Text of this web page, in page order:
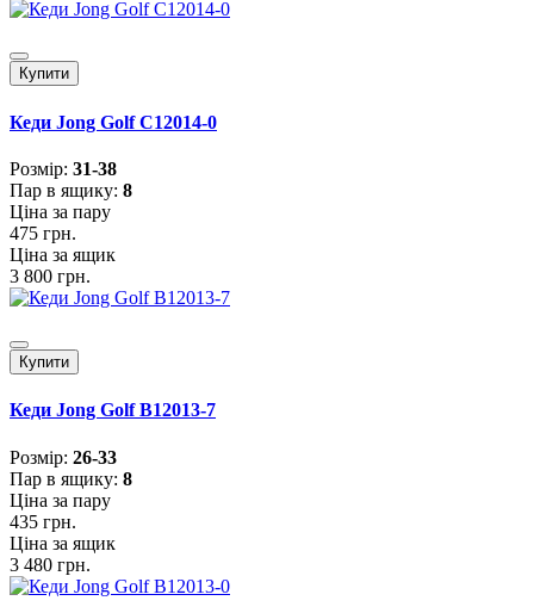
Купити
Кеди Jong Golf C12014-0
Розмiр: 31-38
Пар в ящику: 8
Ціна за пару
475 грн.
Ціна за ящик
3 800 грн.
Купити
Кеди Jong Golf B12013-7
Розмiр: 26-33
Пар в ящику: 8
Ціна за пару
435 грн.
Ціна за ящик
3 480 грн.